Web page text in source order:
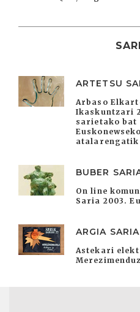
ARTETSU
Arbaso
Ikaskuntzari
sarietako bat
atalarengatik
BUBER
On line
Saria 2003.
ARGIA
Astekari